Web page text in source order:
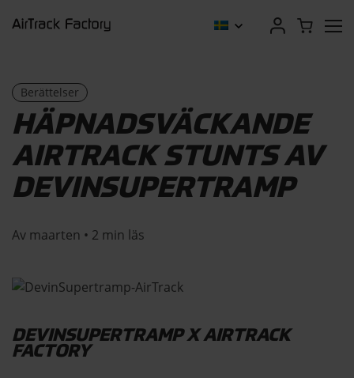
Berättelser
HÄPNADSVÄCKANDE
AIRTRACK STUNTS AV
DEVINSUPERTRAMP
Av maarten • 2 min läs
DEVINSUPERTRAMP X AIRTRACK
FACTORY